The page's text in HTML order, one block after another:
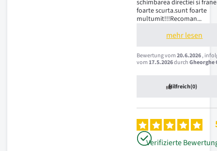
schimbarea directiei si
foarte scurta.sunt foarte
multumit!!!Recoman...
mehr lesen
Bewertung vom20.6.2026,
vom17.5.2026durchGheorghe
Hilfreich(0)
Verifizierte